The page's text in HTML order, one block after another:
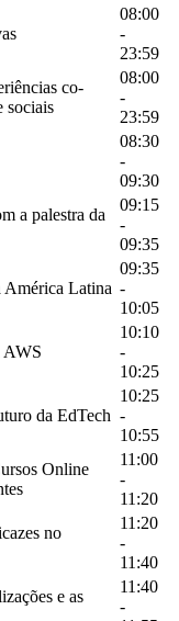
08:00
-
23:59
co-
sociais
08:00
-
23:59
08:30
-
09:30
a palestra da
09:15
-
09:35
América Latina
09:35
-
10:05
AWS
10:10
-
10:25
da EdTech
10:25
-
10:55
Online
11:00
-
11:20
no
11:20
-
11:40
e as
11:40
-